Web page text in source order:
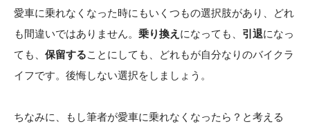
愛車に乗れなくなった時にもいくつもの選択肢があり、どれ
も間違いではありません。 乗り換え になっても、 引退になっ
ても、 保留することにしても、どれもが自分なりのバイクラ
イフです。後悔しない選択をしましょう。
ちなみに、もし筆者が愛車に乗れなくなったら？と考える